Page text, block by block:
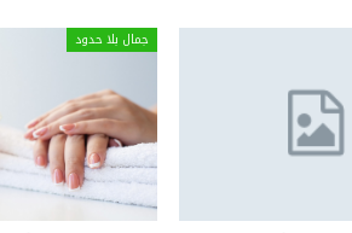
جمال بلا حدود